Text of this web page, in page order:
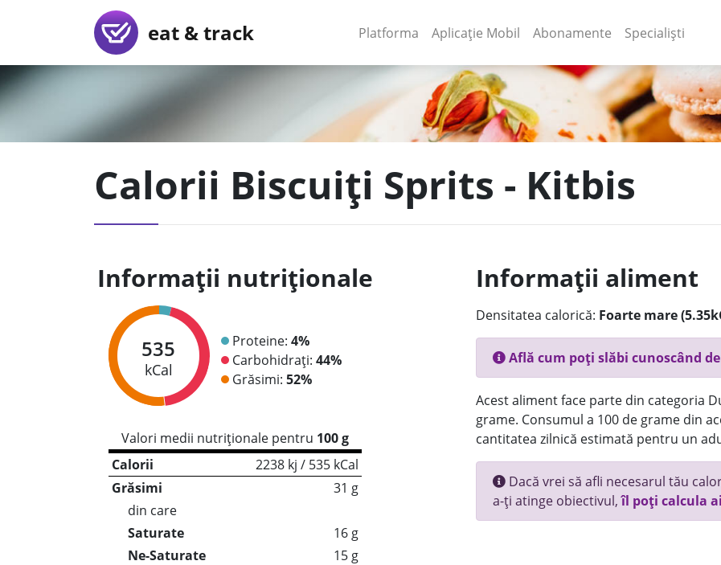
eat & track Platforma (current)
Aplicație Mobil (current)
Abonamente Specialiști
Calorii Biscuiți Sprits - Kitbis
Informații nutriționale
535
kCal
Proteine: 4%
Carbohidrați: 44%
Grăsimi: 52%
Valori medii nutriționale pentru 100 g
Calorii
2238 kj / 535 kCal
Grăsimi
31 g
din care
Saturate
16 g
Ne-Saturate
15 g
Informații aliment
Densitatea calorică: Foarte mare
Află cum poți slăbi cunoscând
Acest aliment face parte din categoria
grame. Consumul a 100 de grame din
cantitatea zilnică estimată pentru un
Dacă vrei să afli necesarul tău
a-ți atinge obiectivul,îl poți calcula